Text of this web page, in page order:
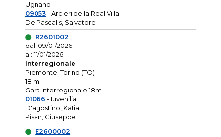
Ugnano
09053- Arcieri della Real Villa
De Pascalis, Salvatore
R2601002
dal: 09/01/2026
al: 11/01/2026
Interregionale
Piemonte: Torino (TO)
18 m
Gara Interregionale 18m
01066 - Iuvenilia
D'agostino, Katia
Pisan, Giuseppe
E2600002